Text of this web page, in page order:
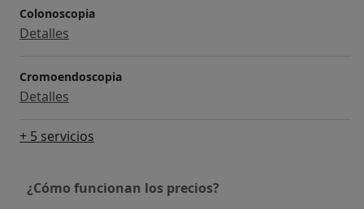
Colonoscopia
Detalles
Cromoendoscopia
Detalles
+ 5 servicios
¿Cómo funcionan los precios?